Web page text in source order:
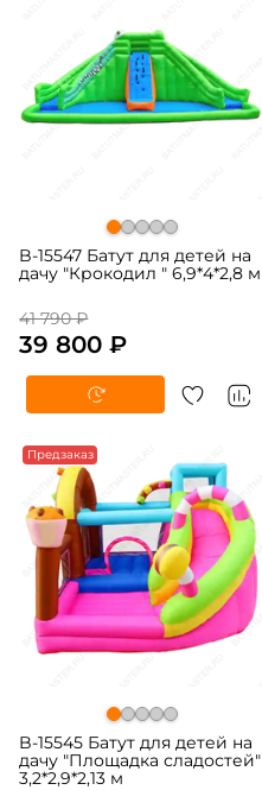
B-15547 Батут для детей на
дачу "Крокодил " 6,9*4*2,8 м
41 790 ₽
39 800 ₽
-5% Предзаказ
B-15545 Батут для детей на
дачу "Площадка сладостей"
3,2*2,9*2,13 м